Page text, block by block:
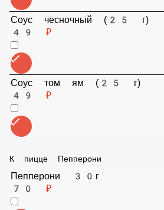
Соус чесночный (25 г)
49 ₽
Соус том ям (25 г)
49 ₽